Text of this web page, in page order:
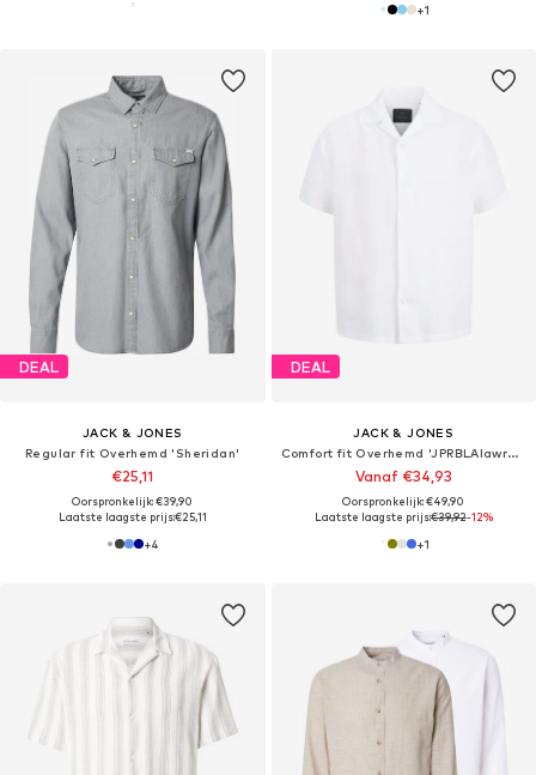
+1
DEAL
JACK & JONES
Regular fit Overhemd 'Sheridan'
€25,11
Oorspronkelijk: €39,90
Laatste laagste prijs:€25,11
+4
DEAL
JACK & JONES
Comfort fit Overhemd 'JPRBLAlawrence'
Vanaf €34,93
Oorspronkelijk: €49,90
Laatste laagste prijs:€39,92-12%
+1